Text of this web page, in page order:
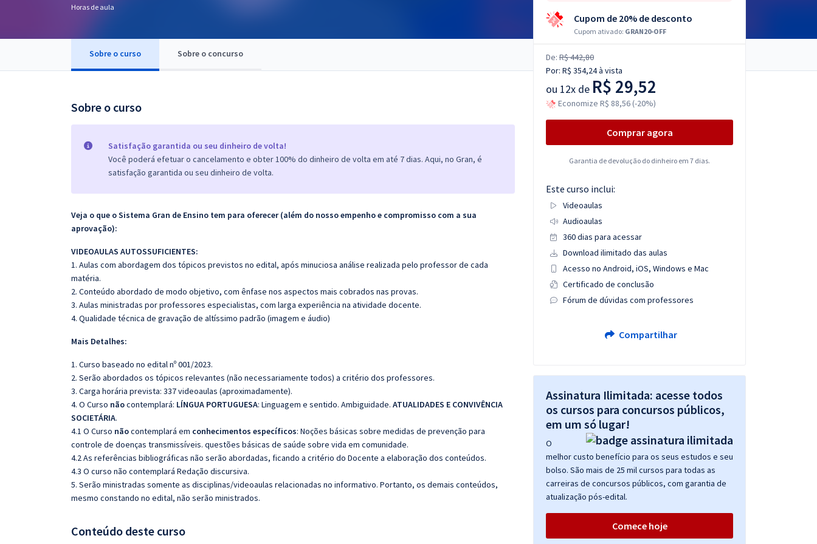
OAB
Questões grátis
Conteúdo gratuito
Horas de aula
Sobre o curso Sobre o concurso
Sobre o curso
Satisfação garantida ou seu dinheiro de volta!
Você poderá efetuar o cancelamento e obter 100% do dinheiro de volta em até 7 dias. Aqui, no Gran, é
satisfação garantida ou seu dinheiro de volta.
Veja o que o Sistema Gran de Ensino tem para oferecer (além do nosso empenho e compromisso com a sua
aprovação):
VIDEOAULAS AUTOSSUFICIENTES:
1. Aulas com abordagem dos tópicos previstos no edital, após minuciosa análise realizada pelo professor de cada
matéria.
2. Conteúdo abordado de modo objetivo, com ênfase nos aspectos mais cobrados nas provas.
3. Aulas ministradas por professores especialistas, com larga experiência na atividade docente.
4. Qualidade técnica de gravação de altíssimo padrão (imagem e áudio)
Mais Detalhes:
1. Curso baseado no edital nº 001/2023.
2. Serão abordados os tópicos relevantes (não necessariamente todos) a critério dos professores.
3. Carga horária prevista: 337 videoaulas (aproximadamente).
4. O Curso nãocontemplará: LÍNGUA PORTUGUESA: Linguagem e sentido. Ambiguidade. ATUALIDADES E CONVIVÊNCIA
SOCIETÁRIA.
4.1 O Curso nãocontemplará em conhecimentos específicos: Noções básicas sobre medidas de prevenção para
controle de doenças transmissíveis. questões básicas de saúde sobre vida em comunidade.
4.2 As referências bibliográficas não serão abordadas, ficando a critério do Docente a elaboração dos conteúdos.
4.3 O curso não contemplará Redação discursiva.
5. Serão ministradas somente as disciplinas/videoaulas relacionadas no informativo. Portanto, os demais conteúdos,
mesmo constando no edital, não serão ministrados.
Conteúdo deste curso
Cupom de 20% de desconto
Cupom ativado: GRAN20-OFF
De: R$ 442,80
Por: R$ 354,24à vista
ou 12x de R$ 29,52
Economize R$ 88,56 (-20%)
Comprar agora
Garantia de devolução do dinheiro em 7 dias.
Este curso inclui:
Videoaulas
Audioaulas
360 dias para acessar
Download ilimitado das aulas
Acesso no Android, iOS, Windows e Mac
Certificado de conclusão
Fórum de dúvidas com professores
Compartilhar
Assinatura Ilimitada: acesse todos
os cursos para concursos públicos,
em um só lugar!
O
melhor custo benefício para os seus estudos e seu
bolso. São mais de 25 mil cursos para todas as
carreiras de concursos públicos, com garantia de
atualização pós-edital.
Comece hoje